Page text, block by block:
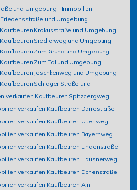
und Umgebung
Immobilien
und Umgebung
Krokusstraße und Umgebung
Siedlerweg und Umgebung
Zum Grund und Umgebung
Zum Tal und Umgebung
Jeschkenweg und Umgebung
Schlager Straße und
verkaufen Kaufbeuren Spitzbergweg
verkaufen Kaufbeuren Darrestraße
verkaufen Kaufbeuren Ultenweg
verkaufen Kaufbeuren Bayernweg
verkaufen Kaufbeuren Lindenstraße
verkaufen Kaufbeuren Hausnerweg
verkaufen Kaufbeuren Eichenstraße
verkaufen Kaufbeuren Am